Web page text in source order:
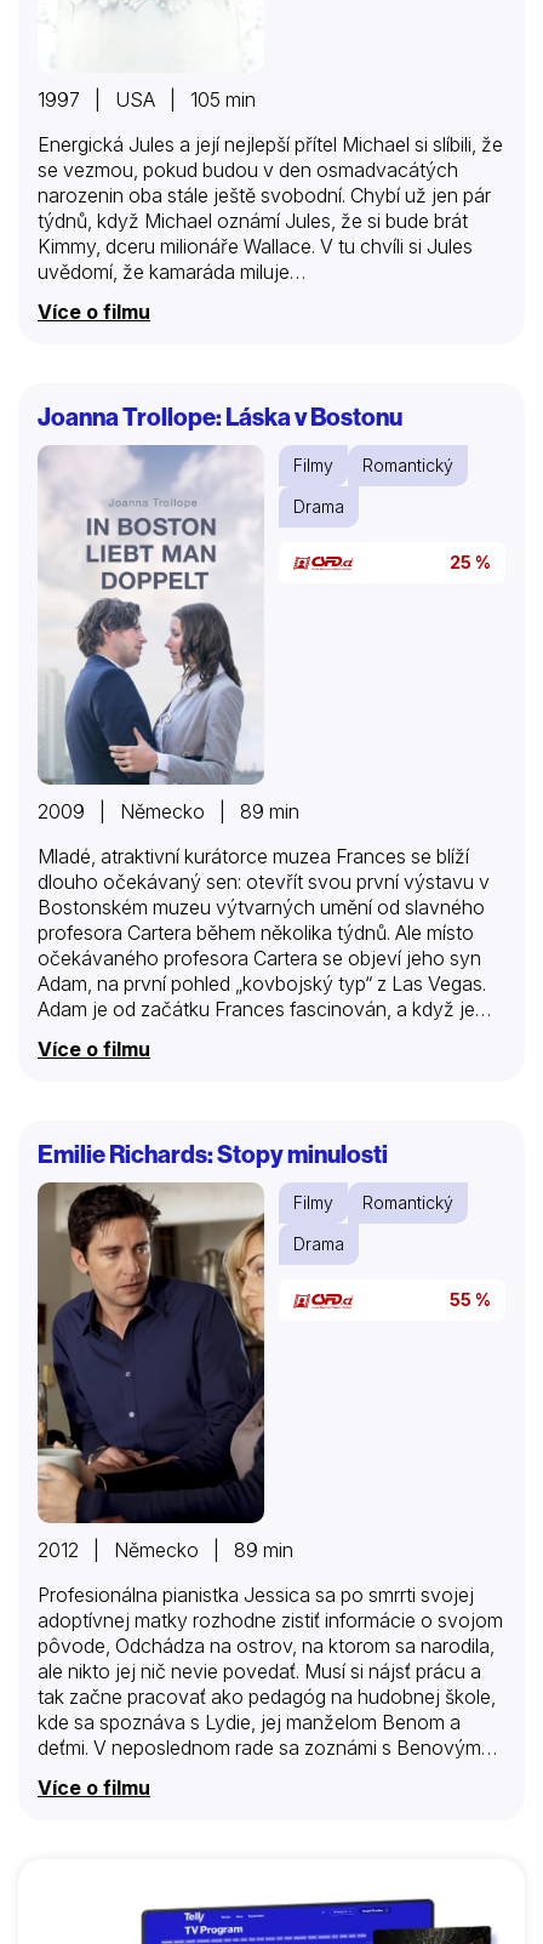
1997 | USA | 105 min
Energická Jules a její nejlepší přítel Michael si slíbili, že
se vezmou, pokud budou v den osmadvacátých
narozenin oba stále ještě svobodní. Chybí už jen pár
týdnů, když Michael oznámí Jules, že si bude brát
Kimmy, dceru milionáře Wallace. V tu chvíli si Jules
uvědomí, že kamaráda miluje…
Více o filmu
Joanna Trollope: Láska v Bostonu
Filmy
Romantický
Drama
25 %
2009 | Německo | 89 min
Mladé, atraktivní kurátorce muzea Frances se blíží
dlouho očekávaný sen: otevřít svou první výstavu v
Bostonském muzeu výtvarných umění od slavného
profesora Cartera během několika týdnů. Ale místo
očekávaného profesora Cartera se objeví jeho syn
Adam, na první pohled „kovbojský typ“ z Las Vegas.
Adam je od začátku Frances fascinován, a když je
ona téměř připravena pustit se do vztahu s ním,
uvědomí si, že jí má Adam pouze pro „business“.
Více o filmu
Emilie Richards: Stopy minulosti
Filmy
Romantický
Drama
55 %
2012 | Německo | 89 min
Profesionálna pianistka Jessica sa po smrrti svojej
adoptívnej matky rozhodne zistiť informácie o svojom
pôvode, Odchádza na ostrov, na ktorom sa narodila,
ale nikto jej nič nevie povedať. Musí si nájsť prácu a
tak začne pracovať ako pedagóg na hudobnej škole,
kde sa spoznáva s Lydie, jej manželom Benom a
deťmi. V neposlednom rade sa zoznámi s Benovým
muž a sukničkár. Pátranie po jej pôvode jej však aj
Více o filmu